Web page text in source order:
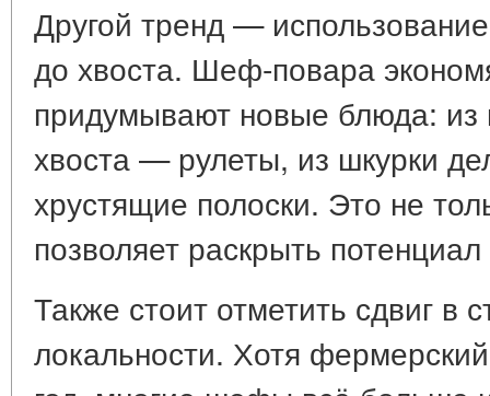
Другой тренд —
до хвоста. Шеф-повара
придумывают новые блюда: из
хвоста — рулеты, из шкурки
хрустящие полоски. Это не
позволяет раскрыть
Также стоит отметить сдвиг в
локальности. Хотя